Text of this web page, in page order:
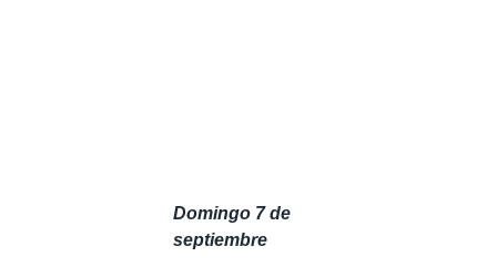
Domingo 7 de
septiembre